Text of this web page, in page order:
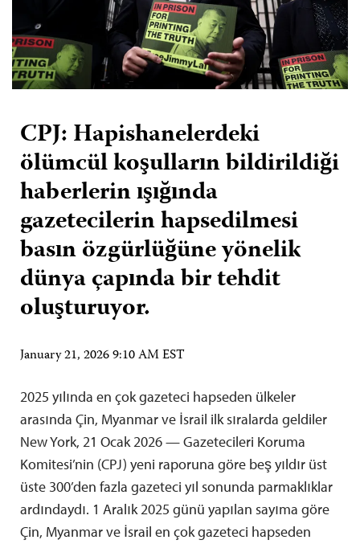
CPJ: Hapishanelerdeki
ölümcül koşulların bildirildiği
haberlerin ışığında
gazetecilerin hapsedilmesi
basın özgürlüğüne yönelik
dünya çapında bir tehdit
oluşturuyor.
January 21, 2026 9:10 AM EST
2025 yılında en çok gazeteci hapseden ülkeler
arasında Çin, Myanmar ve İsrail ilk sıralarda geldiler
New York, 21 Ocak 2026 — Gazetecileri Koruma
Komitesi’nin (CPJ) yeni raporuna göre beş yıldır üst
üste 300’den fazla gazeteci yıl sonunda parmaklıklar
ardındaydı. 1 Aralık 2025 günü yapılan sayıma göre
Çin, Myanmar ve İsrail en çok gazeteci hapseden